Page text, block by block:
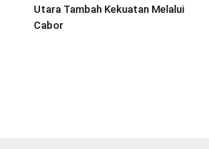
Utara Tambah Kekuatan Melalui
Cabor